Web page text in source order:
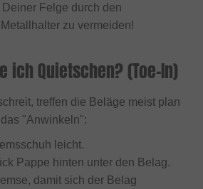
Felge durch den
zu vermeiden!
ich Quietschen? (Toe-In)
treffen die Beläge meist plan
"Anwinkeln":
leicht.
Pappe hinten unter den Belag.
damit sich der Belag